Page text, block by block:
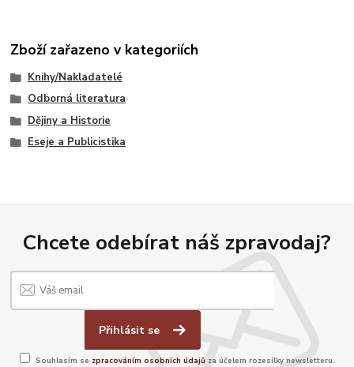
Zboží zařazeno v kategoriích
Knihy/Nakladatelé
Odborná literatura
Dějiny a Historie
Eseje a Publicistika
Chcete odebírat náš zpravodaj?
Přihlásit se
Souhlasím se zpracováním osobních údajů za účelem rozesílky newsletteru.